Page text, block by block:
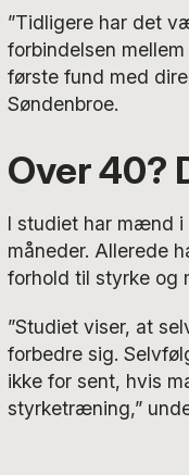
”Tidligere har det
forbindelsen
første fund med
Søndenbroe.
Over 40?
I studiet har mænd
måneder. Allerede
forhold til styrke og
”Studiet viser, at
forbedre sig.
ikke for sent, hvis
styrketræning,”